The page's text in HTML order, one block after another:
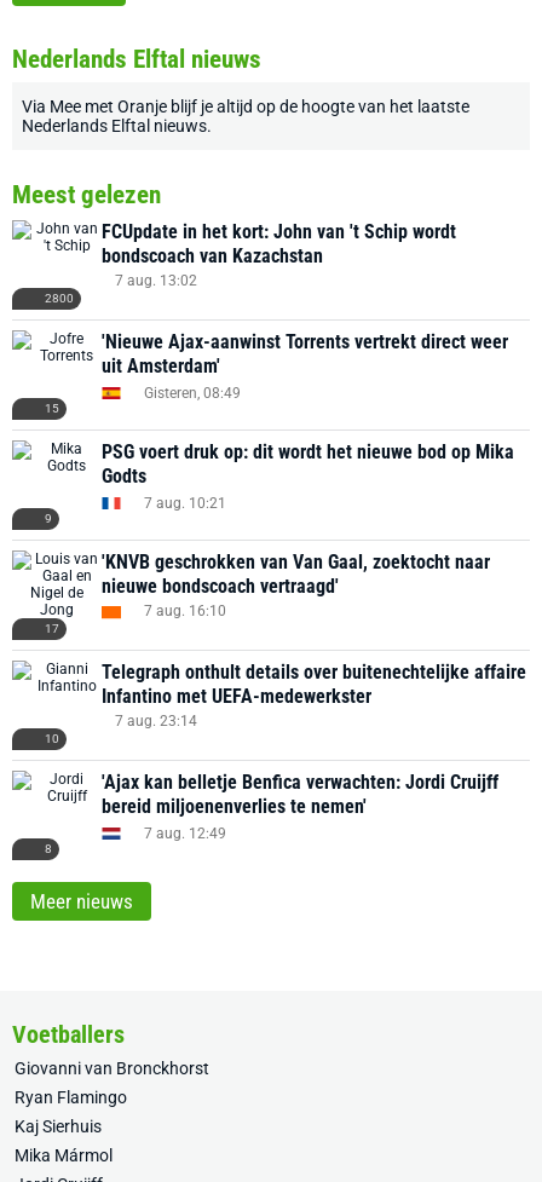
Nederlands Elftal nieuws
Via Mee met Oranje blijf je altijd op de hoogte van het laatste
Nederlands Elftal nieuws.
Meest gelezen
2800
FCUpdate in het kort: John van 't Schip wordt
bondscoach van Kazachstan
7 aug. 13:02
15
'Nieuwe Ajax-aanwinst Torrents vertrekt direct weer
uit Amsterdam'
Gisteren, 08:49
9
PSG voert druk op: dit wordt het nieuwe bod op Mika
Godts
7 aug. 10:21
17
'KNVB geschrokken van Van Gaal, zoektocht naar
nieuwe bondscoach vertraagd'
7 aug. 16:10
10
Telegraph onthult details over buitenechtelijke affaire
Infantino met UEFA-medewerkster
7 aug. 23:14
8
'Ajax kan belletje Benfica verwachten: Jordi Cruijff
bereid miljoenenverlies te nemen'
7 aug. 12:49
Meer nieuws
Voetballers
Giovanni van Bronckhorst
Ryan Flamingo
Kaj Sierhuis
Mika Mármol